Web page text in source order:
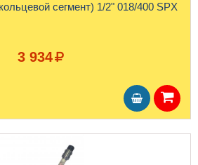
Коронка алмазная (кольцевой сегмент) 1/2" 018/400 SPX
3 934